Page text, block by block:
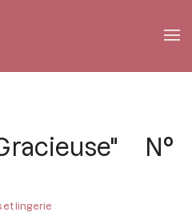
N°
et lingerie